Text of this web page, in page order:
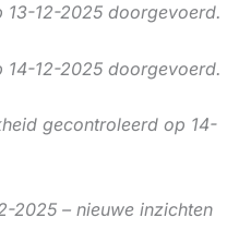
12-2025 doorgevoerd.
12-2025 doorgevoerd.
gecontroleerd op 14-
2025 – nieuwe inzichten